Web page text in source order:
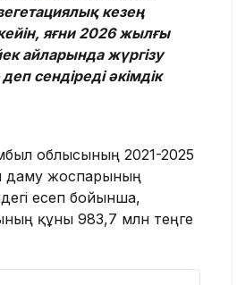
кезең
яғни 2026 жылғы
айларында жүргізу
сендіреді әкімдік
облысының 2021-2025
даму жоспарының
есеп бойынша,
құны 983,7 млн теңге